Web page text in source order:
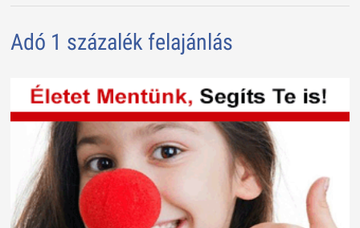
Adó 1 százalék felajánlás